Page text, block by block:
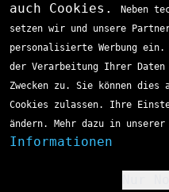
ZAHLUNGSARTEN
auch Cookies.
Neben
setzen wir und unsere
personalisierte Werbung
der Verarbeitung Ihrer
Zwecken zu. Sie können dies
Cookies zulassen. Ihre
ändern. Mehr dazu in unserer
Informationen